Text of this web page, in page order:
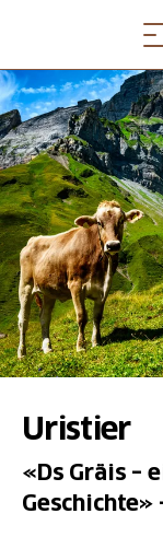
Uristier
«Ds Gräis –
Geschichte»